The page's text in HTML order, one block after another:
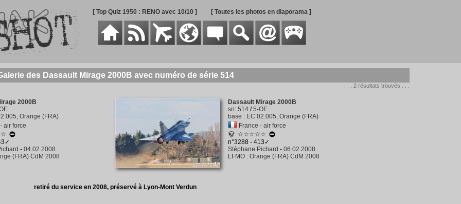
[ Top Quiz 1950 : RENO avec 10/10 ] [ Toutes les photos en diaporama ]
des Dassault Mirage 2000B avec numéro de série 514
. . . 2 résultats trouvés . . .
2000B
Orange (FRA)
air force
- 04.02.2008
(FRA) CdM 2008
Dassault Mirage 2000B
sn: 514 /5-OE
base : EC 02.005, Orange (FRA)
France - air force
☆☆☆☆☆
n°3288 - 413✓
Stéphane Pichard - 06.02.2008
LFMO : Orange (FRA) CdM 2008
retiré du service en 2008, préservé à Lyon-Mont Verdun